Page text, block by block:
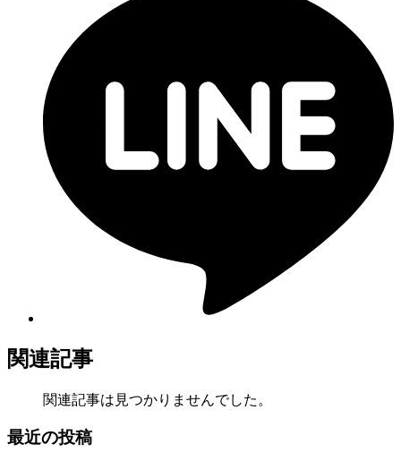
関連記事
関連記事は見つかりませんでした。
最近の投稿